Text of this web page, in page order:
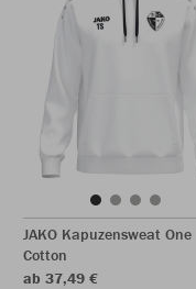
JAKO Kapuzensweat One
Cotton
ab 37,49 €